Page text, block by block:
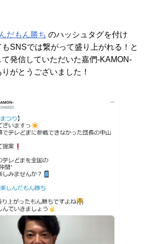
だもん勝ち のハッシュタグを付け
SNSでは繋がって盛り上がれる！と
発信していただいた嘉們-KAMON-
がとうございました！